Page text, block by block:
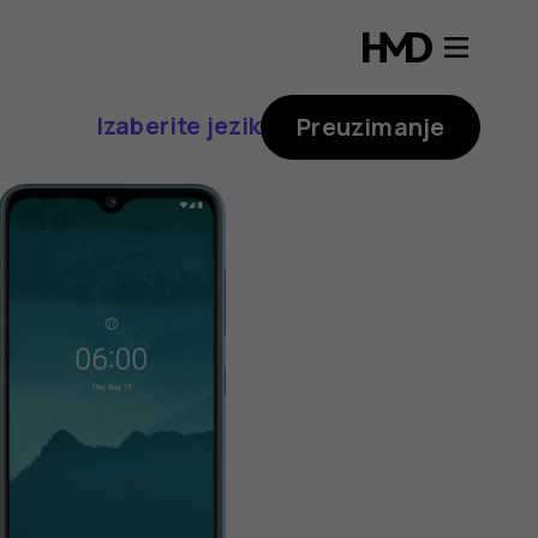
Izaberite jezik Preuzimanje